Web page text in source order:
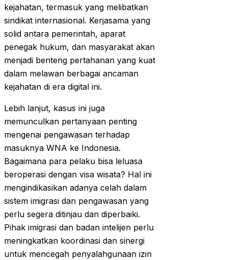
kejahatan, termasuk yang melibatkan
sindikat internasional. Kerjasama yang
solid antara pemerintah, aparat
penegak hukum, dan masyarakat akan
menjadi benteng pertahanan yang kuat
dalam melawan berbagai ancaman
kejahatan di era digital ini.
Lebih lanjut, kasus ini juga
memunculkan pertanyaan penting
mengenai pengawasan terhadap
masuknya WNA ke Indonesia.
Bagaimana para pelaku bisa leluasa
beroperasi dengan visa wisata? Hal ini
mengindikasikan adanya celah dalam
sistem imigrasi dan pengawasan yang
perlu segera ditinjau dan diperbaiki.
Pihak imigrasi dan badan intelijen perlu
meningkatkan koordinasi dan sinergi
untuk mencegah penyalahgunaan izin